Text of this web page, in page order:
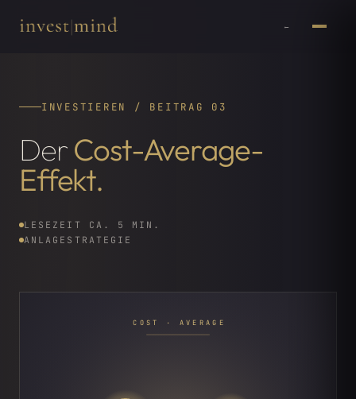
←
INVESTIEREN / BEITRAG 03
DerCost-Average-
Effekt.
LESEZEIT CA. 5 MIN.
ANLAGESTRATEGIE
COST · AVERAGE